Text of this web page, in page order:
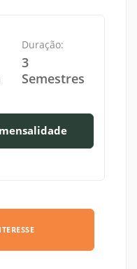
Duração:
3
Semestres